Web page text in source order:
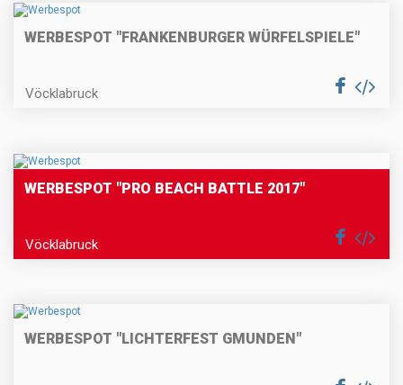
WERBESPOT "FRANKENBURGER WÜRFELSPIELE"
Vöcklabruck
WERBESPOT "PRO BEACH BATTLE 2017"
Vöcklabruck
WERBESPOT "LICHTERFEST GMUNDEN"